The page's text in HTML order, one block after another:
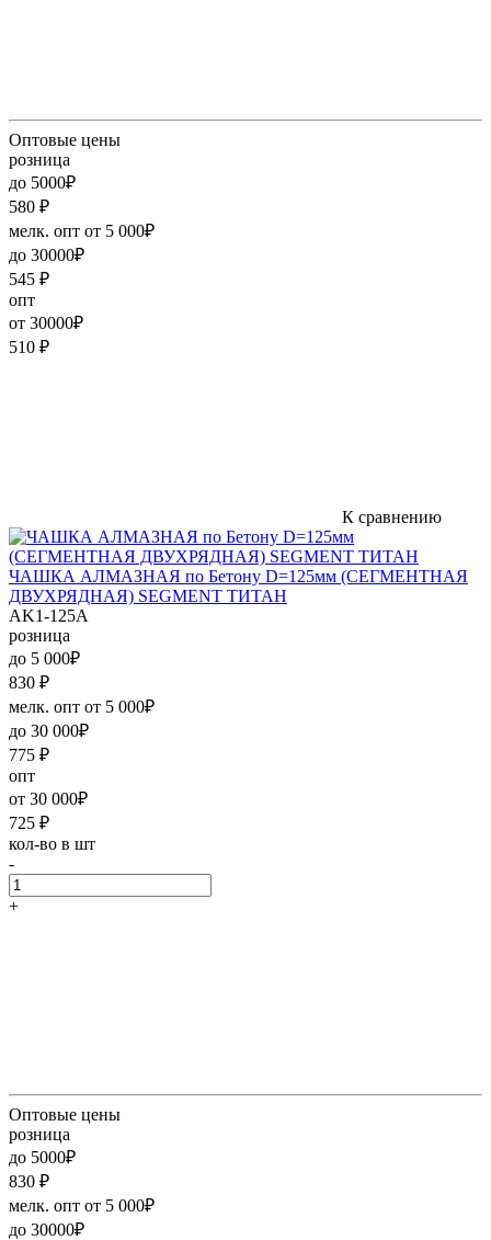
Оптовые цены
розница
до 5000₽
580 ₽
мелк. опт от 5 000₽
до 30000₽
545 ₽
опт
от 30000₽
510 ₽
К сравнению
ЧАШКА АЛМАЗНАЯ по Бетону D=125мм (СЕГМЕНТНАЯ
ДВУХРЯДНАЯ) SEGMENT ТИТАН
AK1-125A
розница
до 5 000₽
830 ₽
мелк. опт от 5 000₽
до 30 000₽
775 ₽
опт
от 30 000₽
725 ₽
кол-во в шт
-
+
Оптовые цены
розница
до 5000₽
830 ₽
мелк. опт от 5 000₽
до 30000₽